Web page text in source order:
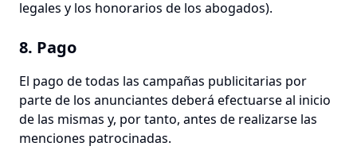
legales y los honorarios de los abogados).
8. Pago
El pago de todas las campañas publicitarias por
parte de los anunciantes deberá efectuarse al inicio
de las mismas y, por tanto, antes de realizarse las
menciones patrocinadas.